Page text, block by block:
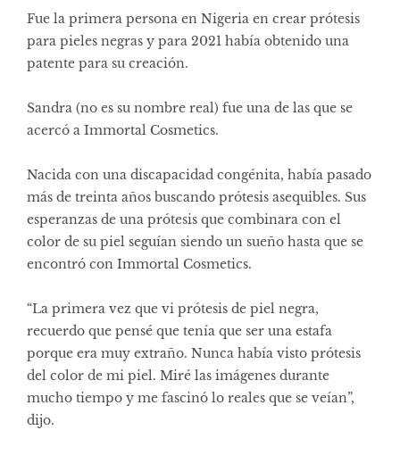
Fue la primera persona en Nigeria en crear prótesis
para pieles negras y para 2021 había obtenido una
patente para su creación.
Sandra (no es su nombre real) fue una de las que se
acercó a Immortal Cosmetics.
Nacida con una discapacidad congénita, había pasado
más de treinta años buscando prótesis asequibles. Sus
esperanzas de una prótesis que combinara con el
color de su piel seguían siendo un sueño hasta que se
encontró con Immortal Cosmetics.
“La primera vez que vi prótesis de piel negra,
recuerdo que pensé que tenía que ser una estafa
porque era muy extraño. Nunca había visto prótesis
del color de mi piel. Miré las imágenes durante
mucho tiempo y me fascinó lo reales que se veían”,
dijo.